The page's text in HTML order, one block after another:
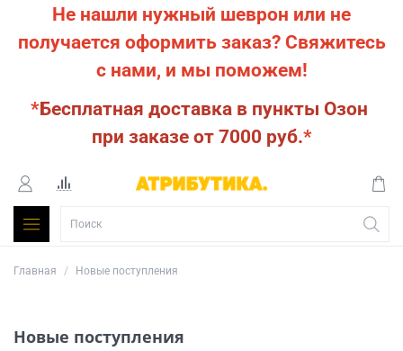
Не нашли нужный шеврон или не
получается оформить заказ? Свяжитесь
с нами, и мы поможем!
*Бесплатная доставка в пункты Озон
при заказе от 7000 руб.*
Главная Новые поступления
Новые поступления